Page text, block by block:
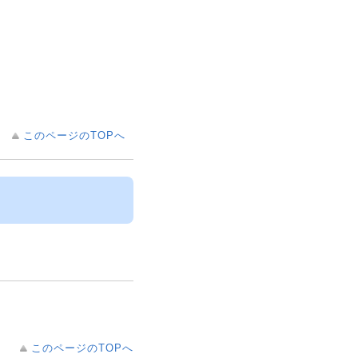
このページのTOPへ
このページのTOPへ